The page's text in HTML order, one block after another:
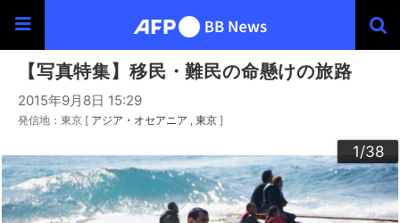
【写真特集】移民・難民の命懸けの旅路
2015年9月8日 15:29
発信地：東京 [ アジア・オセアニア 東京 ]
1/38
2/38
3/38
4/38
5/38
6/38
7/38
8/38
9/38
10/38
11/38
12/38
13/38
14/38
15/38
16/38
17/38
18/38
19/38
20/38
21/38
22/38
23/38
24/38
25/38
26/38
27/38
28/38
29/38
30/38
31/38
32/38
33/38
34/38
35/38
36/38
37/38
38/38